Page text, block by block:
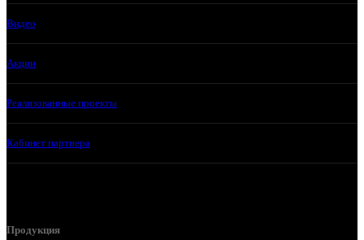
Видео
Акции
Реализованные проекты
Кабинет партнера
Продукция